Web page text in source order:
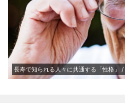
長寿で知られる人々に共通する「性格」